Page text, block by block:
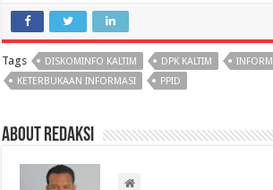
Tags DISKOMINFO KALTIM DPK KALTIM
KETERBUKAAN INFORMASI
PPID
About Redaksi